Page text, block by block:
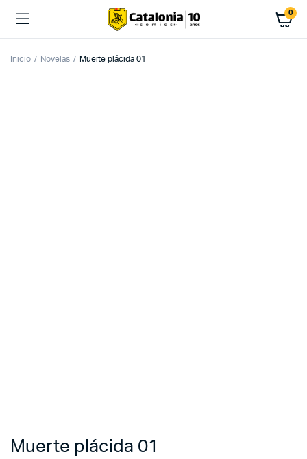
0
Inicio Novelas Muerte plácida 01
Muerte plácida 01